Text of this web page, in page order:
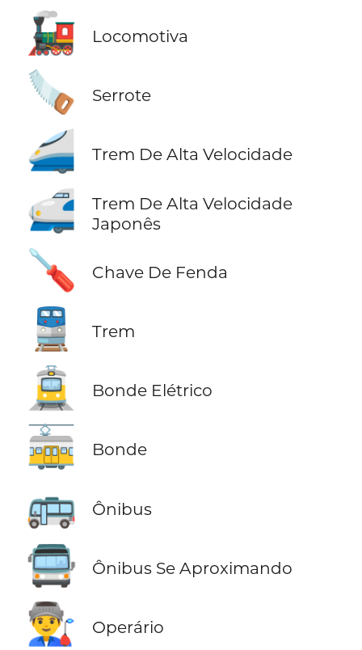
🚂 Locomotiva
🪚 Serrote
🚄 Trem De Alta Velocidade
🚅
Trem De Alta Velocidade
Japonês
🪛 Chave De Fenda
🚆 Trem
🚊 Bonde Elétrico
🚋 Bonde
🚌 Ônibus
🚍 Ônibus Se Aproximando
👨‍🏭 Operário